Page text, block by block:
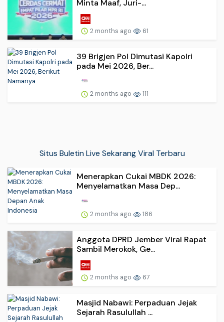
Minta Maaf, Juri-...
2 months ago 61
39 Brigjen Pol Dimutasi Kapolri
pada Mei 2026, Ber...
2 months ago 111
Situs Buletin Live Sekarang Viral Terbaru
Menerapkan Cukai MBDK 2026:
Menyelamatkan Masa Dep...
2 months ago 186
Anggota DPRD Jember Viral Rapat
Sambil Merokok, Ge...
2 months ago 67
Masjid Nabawi: Perpaduan Jejak
Sejarah Rasulullah ...